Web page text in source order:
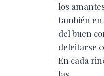
los
también
del buen
deleitarse
En cada
las...